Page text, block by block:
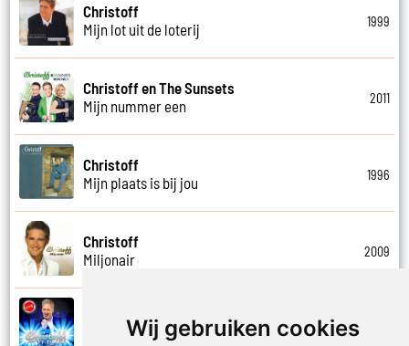
Wij gebruiken cookies
Christoff
Mijn lot uit de loterij
1999
Christoff en The Sunsets
Mijn nummer een
2011
Christoff
Mijn plaats is bij jou
1996
Christoff
Miljonair
2009
Christoff
Mooi het leven is mooi